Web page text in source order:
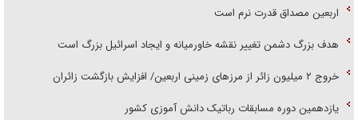
اربعین مصداق قدرت نرم است
هدف بزرگ دشمن تغییر نقشه خاورمیانه و ایجاد اسرائیل بزرگ است
‌خروج ۲ میلیون زائر از مرز‌های زمینی اربعین/ افزایش بازگشت زائران
یازدهمین دوره مسابقات رباتیک دانش آموزی کشور